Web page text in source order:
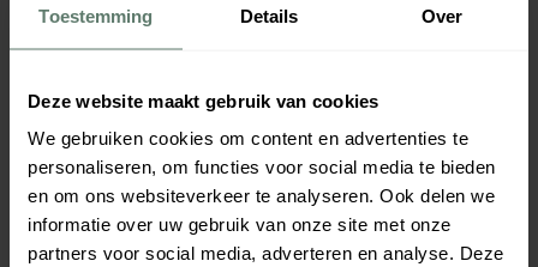
Toestemming Details Over
Deze website maakt gebruik van cookies
We gebruiken cookies om content en advertenties te
personaliseren, om functies voor social media te bieden
en om ons websiteverkeer te analyseren. Ook delen we
informatie over uw gebruik van onze site met onze
partners voor social media, adverteren en analyse. Deze
Sapkan Met Deksel Frigoverre
Glas 1,10L
Inhoud: 1L
Ovenschotel M/d Rond Zwart
1,00L
Inhoud:
1L
Leverbaar z.s.m.